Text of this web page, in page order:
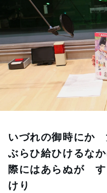
いづれの御時にか
ぶらひ給ひけるな
際にはあらぬが　
けり